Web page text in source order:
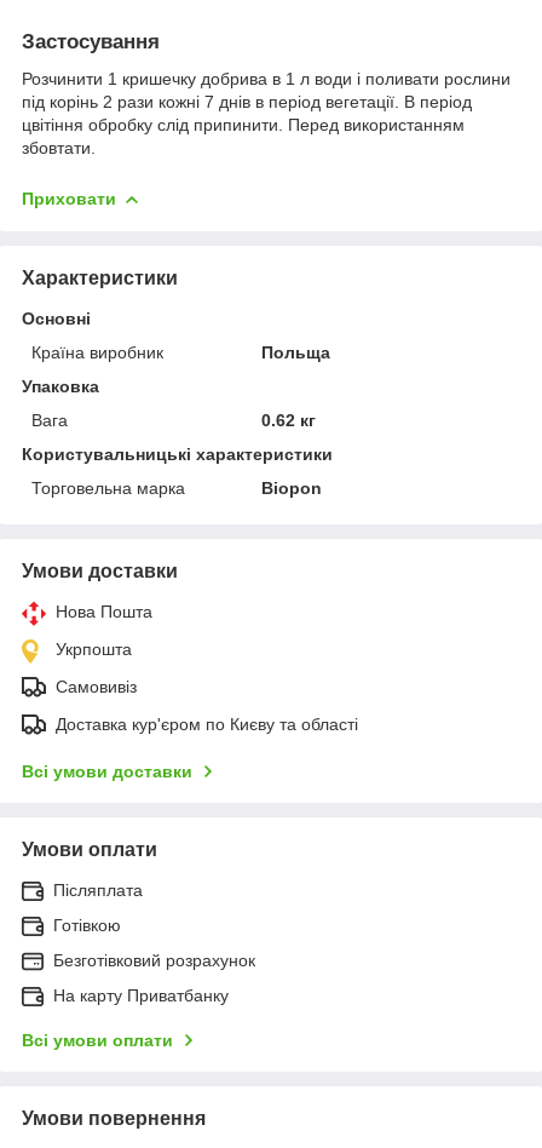
Застосування
Розчинити 1 кришечку добрива в 1 л води і поливати рослини
під корінь 2 рази кожні 7 днів в період вегетації. В період
цвітіння обробку слід припинити. Перед використанням
збовтати.
Приховати
Характеристики
Основні
Країна виробник
Польща
Упаковка
Вага
0.62 кг
Користувальницькі характеристики
Торговельна марка
Biopon
Умови доставки
Нова Пошта
Укрпошта
Самовивіз
Доставка кур'єром по Києву та області
Всі умови доставки
Умови оплати
Післяплата
Готівкою
Безготівковий розрахунок
На карту Приватбанку
Всі умови оплати
Умови повернення